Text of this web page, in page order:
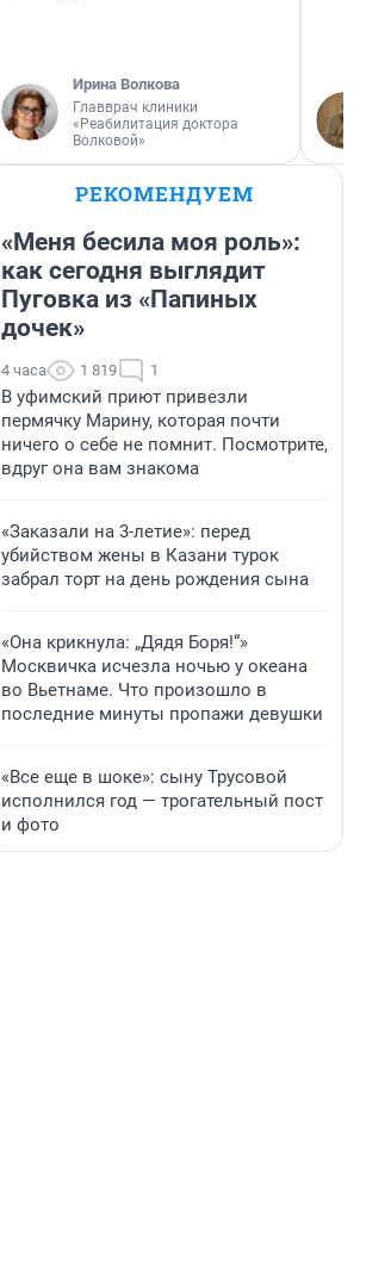
Ирина Волкова
Главврач клиники
«Реабилитация доктора
Волковой»
РЕКОМЕНДУЕМ
«Меня бесила моя роль»:
как сегодня выглядит
Пуговка из «Папиных
дочек»
4 часа 1 819 1
В уфимский приют привезли
пермячку Марину, которая почти
ничего о себе не помнит. Посмотрите,
вдруг она вам знакома
«Заказали на 3-летие»: перед
убийством жены в Казани турок
забрал торт на день рождения сына
«Она крикнула: „Дядя Боря!“»
Москвичка исчезла ночью у океана
во Вьетнаме. Что произошло в
последние минуты пропажи девушки
«Все еще в шоке»: сыну Трусовой
исполнился год — трогательный пост
и фото